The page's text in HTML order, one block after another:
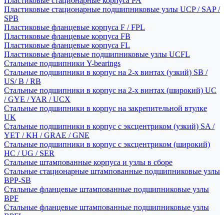
Пластиковые стационарные подшипниковые узлы UCP / SAP /
SPB
Пластиковые фланцевые корпуса F / FPL
Пластиковые фланцевые корпуса FB
Пластиковые фланцевые корпуса FL
Пластиковые фланцевые подшипниковые узлы UCFL
Стальные подшипники Y-bearings
Стальные подшипники в корпус на 2-х винтах (узкий) SB /
US/ B / RB
Стальные подшипники в корпус на 2-х винтах (широкий) UC
/ GYE / YAR / UCX
Стальные подшипники в корпус на закрепительной втулке
UK
Стальные подшипники в корпус с эксцентриком (узкий) SA /
YET / KH / GRAE / GNE
Стальные подшипники в корпус с эксцентриком (широкий)
HC / UG / SER
Стальные штампованные корпуса и узлы в сборе
Стальные стационарные штампованные подшипниковые узлы
BPP-SB
Стальные фланцевые штампованные подшипниковые узлы
BPF
Стальные фланцевые штампованные подшипниковые узлы